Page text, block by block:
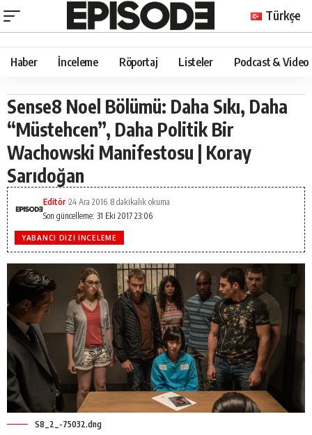
Türkçe
Haber İnceleme Röportaj Listeler Podcast & Video
Sense8 Noel Bölümü: Daha Sıkı, Daha
“Müstehcen”, Daha Politik Bir
Wachowski Manifestosu | Koray
Sarıdoğan
Son güncelleme: 31 Eki 2017 23:06
Editör 24 Ara 2016 8 dakikalık okuma
YABANCI DIZI İNCELEME
S8_2_-75032.dng